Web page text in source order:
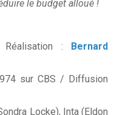
le budget alloué !
: Bernard
sur CBS / Diffusion
Locke), Inta (Eldon